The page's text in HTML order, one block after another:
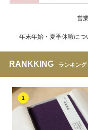
営
年末年始・夏季休暇につ
RANKKING ランキング
1